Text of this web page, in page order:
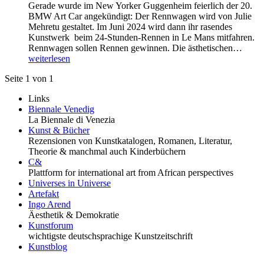
Gerade wurde im New Yorker Guggenheim feierlich der 20.
BMW Art Car angekündigt: Der Rennwagen wird von Julie
Mehretu gestaltet. Im Juni 2024 wird dann ihr rasendes
Kunstwerk beim 24-Stunden-Rennen in Le Mans mitfahren.
Rennwagen sollen Rennen gewinnen. Die ästhetischen…
weiterlesen
Seite 1 von 1
Links
Biennale Venedig
La Biennale di Venezia
Kunst & Bücher
Rezensionen von Kunstkatalogen, Romanen, Literatur,
Theorie & manchmal auch Kinderbüchern
C&
Plattform for international art from African perspectives
Universes in Universe
Artefakt
Ingo Arend
Äesthetik & Demokratie
Kunstforum
wichtigste deutschsprachige Kunstzeitschrift
Kunstblog